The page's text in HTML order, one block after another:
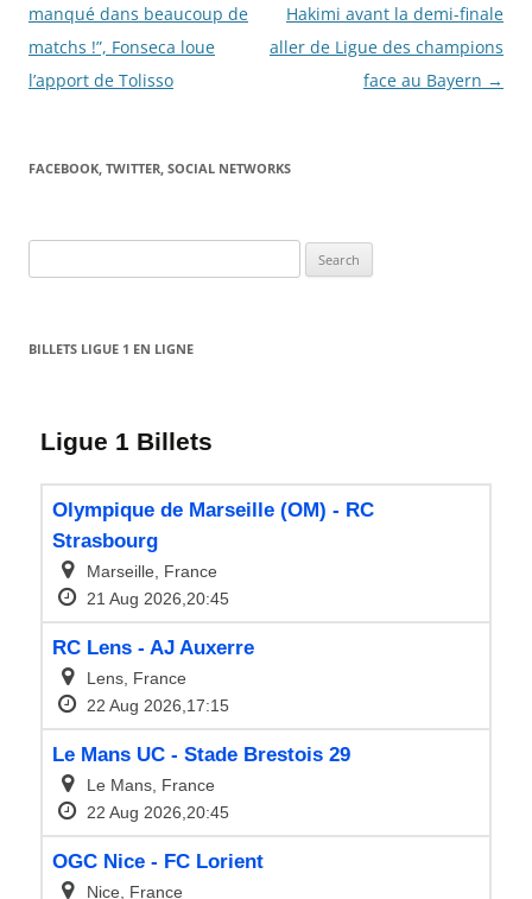
navigation
manqué dans beaucoup de
matchs !”, Fonseca loue
l’apport de Tolisso
Hakimi avant la demi-finale
aller de Ligue des champions
face au Bayern →
FACEBOOK, TWITTER, SOCIAL NETWORKS
for:
BILLETS LIGUE 1 EN LIGNE